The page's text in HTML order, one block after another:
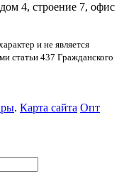
4, строение 7, офис
и не является
статьи 437 Гражданского
. Карта сайта Опт